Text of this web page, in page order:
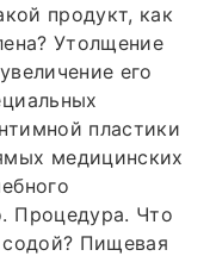
продукт, как
Утолщение
его
пластики
медицинских
Процедура. Что
содой? Пищевая